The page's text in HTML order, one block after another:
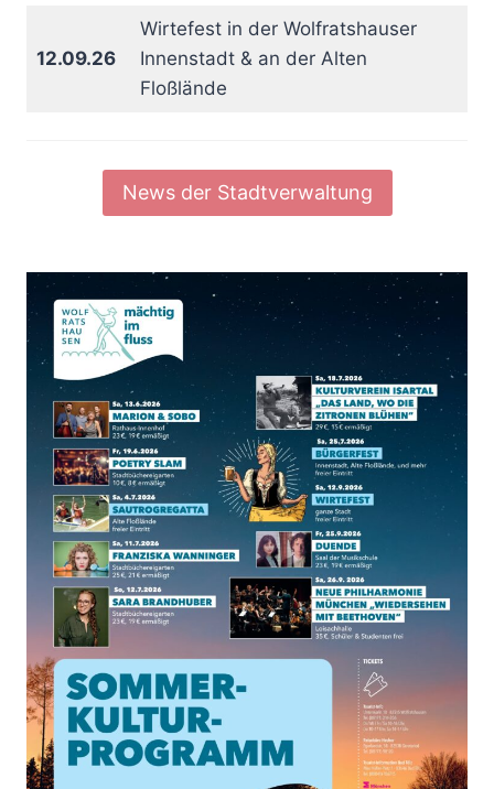
12.09.26
Wirtefest in der Wolfratshauser
Innenstadt & an der Alten
Floßlände
News der Stadtverwaltung